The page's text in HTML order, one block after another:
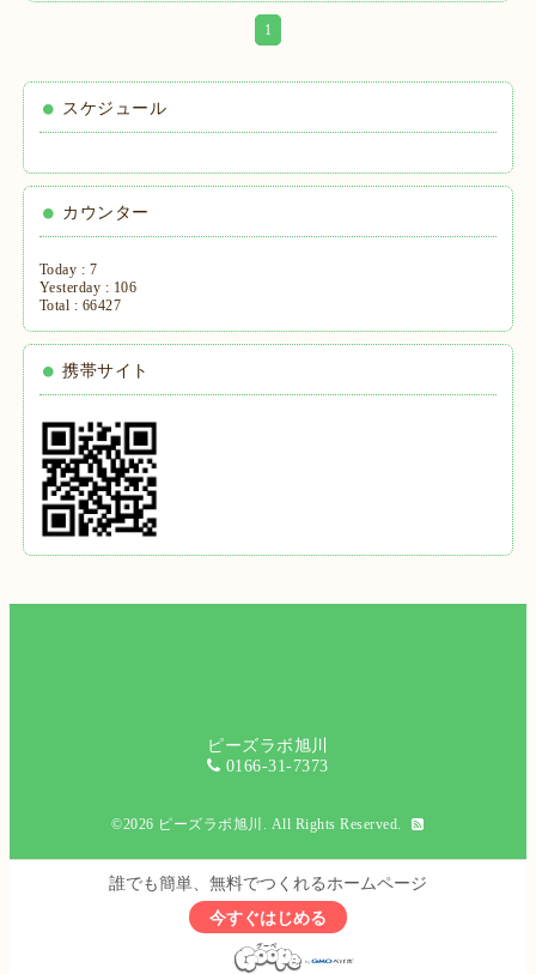
1
スケジュール
カウンター
Today : 7
Yesterday : 106
Total : 66427
携帯サイト
ピーズラボ旭川
0166-31-7373
©2026 ピーズラボ旭川 . All Rights Reserved.
誰でも簡単、無料でつくれるホームページ
今すぐはじめる